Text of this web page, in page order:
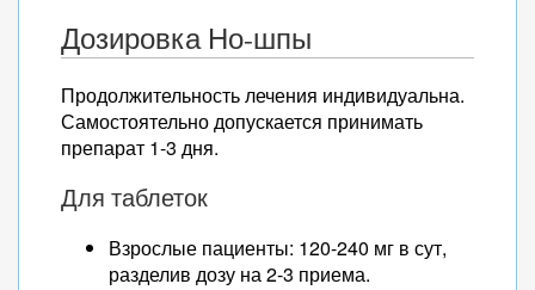
Дозировка Но-шпы
Продолжительность лечения индивидуальна.
Самостоятельно допускается принимать
препарат 1-3 дня.
Для таблеток
Взрослые пациенты: 120-240 мг в сут,
разделив дозу на 2-3 приема.